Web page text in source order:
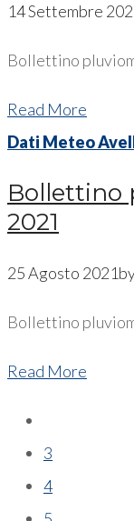
14 Settembre
Bollettino
Read More
Dati Meteo
Bollettino
2021
25 Agosto 2021
Bollettino
Read More
3
4